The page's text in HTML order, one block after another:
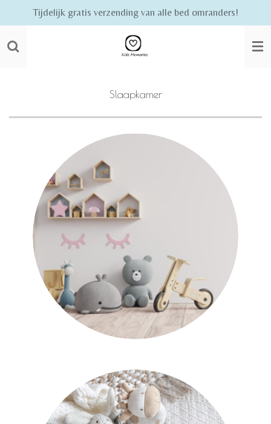
direct
naar
Tijdelijk gratis verzending van alle bed omranders!
Slaapkamer